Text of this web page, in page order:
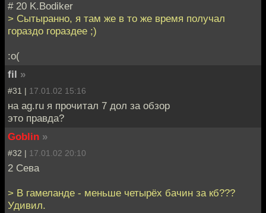
# 20 K.Bodiker
> Сытыранно, я там же в то же время получал
гораздо гораздее ;)
:о(
fil »
#31 | 17.01.02 15:16
на ag.ru я прочитал 7 дол за обзор
это правда?
Goblin »
#32 | 17.01.02 20:10
2 Сева
> В гамеланде - меньше четырёх бачин за кб???
Удивил.